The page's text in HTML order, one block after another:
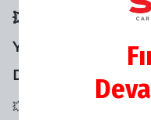
💥💥 SANA ÖZEL
YAKALAMAN İÇİN
💥💥 SANA ÖZEL